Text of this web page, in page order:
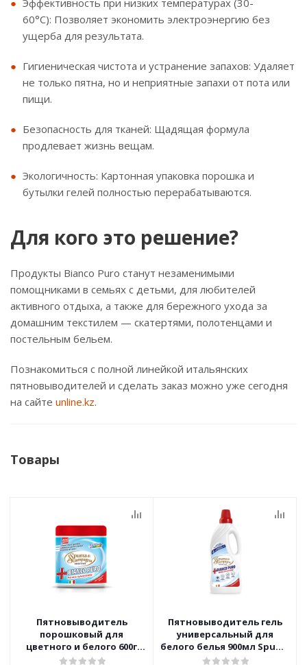
60°C): Позволяет экономить электроэнергию без
ущерба для результата.
Гигиеническая чистота и устранение запахов: Удаляет
не только пятна, но и неприятные запахи от пота или
пищи.
Безопасность для тканей: Щадящая формула
продлевает жизнь вещам.
Экологичность: Картонная упаковка порошка и
бутылки гелей полностью перерабатываются.
Для кого это решение?
Продукты Bianco Puro станут незаменимыми
помощниками в семьях с детьми, для любителей
активного отдыха, а также для бережного ухода за
домашним текстилем — скатертями, полотенцами и
постельным бельем.
Познакомиться с полной линейкой итальянских
пятновыводителей и сделать заказ можно уже сегодня
на сайте unline.kz.
Товары
Пятновыводитель
порошковый для
цветного и белого 600г
Spuma di Sciampagna
Пятновыводитель гель
универсальный для
белого белья 900мл Spuma
di Sciampagna